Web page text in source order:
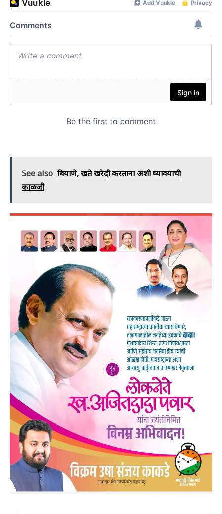
See also बियाणे, खते खरेदी करताना अशी घ्यावयाची
काळजी